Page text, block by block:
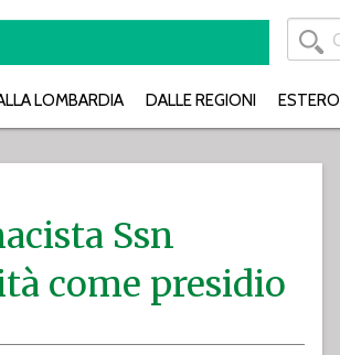
LOMBARDIA DALLE REGIONI ESTERO
Ssn
come presidio